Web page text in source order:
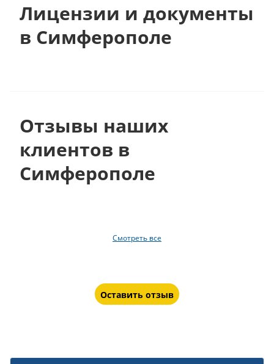
Лицензии и документы
в Симферополе
Отзывы наших
клиентов в
Симферополе
Смотреть все
Оставить отзыв